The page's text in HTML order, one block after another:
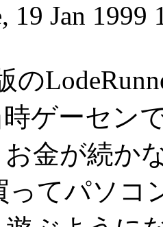
19 Jan 1999
ゲーセン
金が続か
ってパソコ